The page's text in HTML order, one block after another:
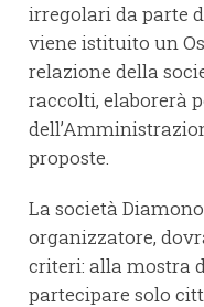
irregolari da parte
viene istituito un
relazione della
raccolti, elaborerà
proposte.
La società
organizzatore,
criteri: alla mostra
partecipare solo